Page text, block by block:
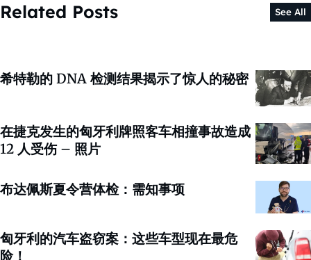
Related Posts See All
希特勒的 DNA 检测结果揭示了惊人的秘密
在捷克发生的匈牙利牌照客车相撞事故造成
12 人受伤 – 照片
布达佩斯夏令营体检：需知事项
匈牙利的汽车盗窃案：这些车型现在最危
险！